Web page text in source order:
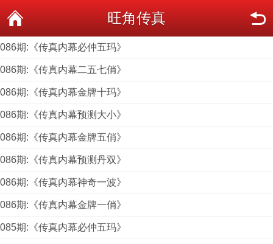
旺角传真
086期:《传真内幕必仲五玛》
086期:《传真内幕二五七俏》
086期:《传真内幕金牌十玛》
086期:《传真内幕预测大小》
086期:《传真内幕金牌五俏》
086期:《传真内幕预测丹双》
086期:《传真内幕神奇一波》
086期:《传真内幕金牌一俏》
085期:《传真内幕必仲五玛》